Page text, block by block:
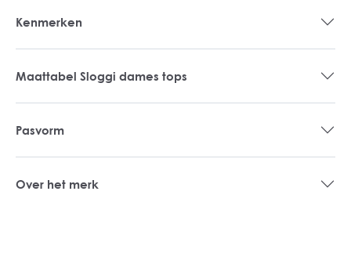
Kenmerken
Maattabel Sloggi dames tops
Pasvorm
Over het merk